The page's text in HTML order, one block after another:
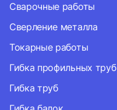
Сварочные работы
Сверление металла
Токарные работы
Гибка профильных труб
Гибка труб